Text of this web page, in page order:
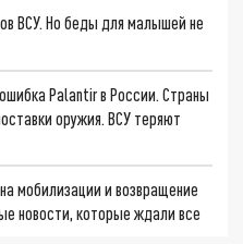
ВСУ. Но беды для малышей не
Palantir в России. Страны
оружия. ВСУ теряют
мобилизации и возвращение
новости, которые ждали все